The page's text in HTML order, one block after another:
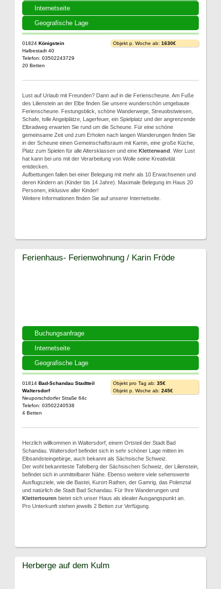
Internetseite
Geografische Lage
01824 Königstein
Halbestadt 40
Telefon: 03502243729
20 Betten
Objekt p. Woche ab: 1630€
Lust auf Urlaub mit Freunden? Dann auf in die Ferienscheune. Am Fuße
des Lilienstein an der Elbe finden Sie unsere wunderschön umgebaute
Ferienscheune. Festungsblick, schöne Wanderwege, Streuobstwiesen,
Schafe, tolle Angelplätze, Lagerfeuer, ein Spielplatz und der angrenzende
Elbradweg erwarten Sie rund um die Scheune. Für eine schöne
gemeinsame Zeit und zum Erholen nach langen Wanderungen finden Sie
in der Scheune einen Gemeinschaftsraum mit Kamin, eine große Küche,
Platz zum Spielen für alle Altersklassen und eine Kletterwand . Wer Lust
hat kann bei uns mit der Verarbeitung von Wolle seine Kreativität
entdecken.
Aufbettungen fallen bei einer Belegung mit mehr als 10 Erwachsenen und
deren Kindern an (Kinder bis 14 Jahre). Maximale Belegung im Haus 20
Personen, inklusive aller Kinder!
Weitere Informationen finden Sie auf unserer Internetseite.
Buchungsanfrage
Internetseite
Geografische Lage
Ferienhaus- Ferienwohnung / Karin Fröde
01814 Bad-Schandau Stadtteil
Waltersdorf
Neuporschdorfer Straße 64c
Telefon: 03502240538
4 Betten
Objekt pro Tag ab: 35€
Objekt p. Woche ab: 245€
Herzlich willkommen in Waltersdorf, einem Ortsteil der Stadt Bad
Schandau. Waltersdorf befindet sich in sehr schöner Lage mitten im
Elbsandsteingebirge, auch bekannt als Sächsische Schweiz.
Der wohl bekannteste Tafelberg der Sächsischen Schweiz, der Lilienstein,
befindet sich in unmittelbarer Nähe. Ebenso weitere viele sehenswerte
Ausflugsziele, wie die Bastei, Kurort Rathen, der Gamrig, das Polenztal
und natürlich die Stadt Bad Schandau. Für Ihre Wanderungen und
Klettertouren bietet sich unser Haus als idealer Ausgangspunkt an.
Pro Unterkunft stehen jeweils 2 Betten zur Verfügung.
Herberge auf dem Kulm